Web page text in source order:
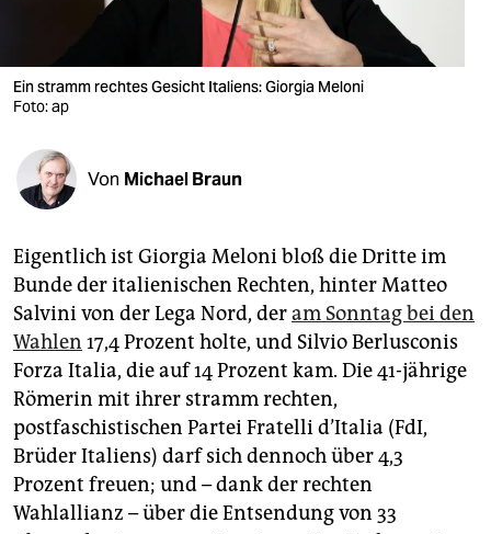
wahrheit
verlag
verlag
veranstaltungen
shop
unterstützen
abo
genossenschaft
epaper login
Ein stramm rechtes Gesicht Italiens: Giorgia Meloni
Foto: ap
Von Michael Braun
Eigentlich ist Giorgia Meloni bloß die Dritte im
Bunde der italienischen Rechten, hinter Matteo
Salvini von der Lega Nord, deram Sonntag bei den
Wahlen 17,4 Prozent holte, und Silvio Berlusconis
Forza Italia, die auf 14 Prozent kam. Die 41-jährige
Römerin mit ihrer stramm rechten,
postfaschistischen Partei Fratelli d’Italia (FdI,
Brüder Italiens) darf sich dennoch über 4,3
Prozent freuen; und – dank der rechten
Wahlallianz – über die Entsendung von 33